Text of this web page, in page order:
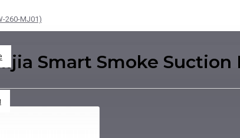
260-MJ01)
Smart Smoke Suction